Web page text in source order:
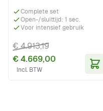
Complete set
Open-/sluittijd: 1 sec.
Voor intensief gebruik
€ 4.669,00
€ 4.913,19